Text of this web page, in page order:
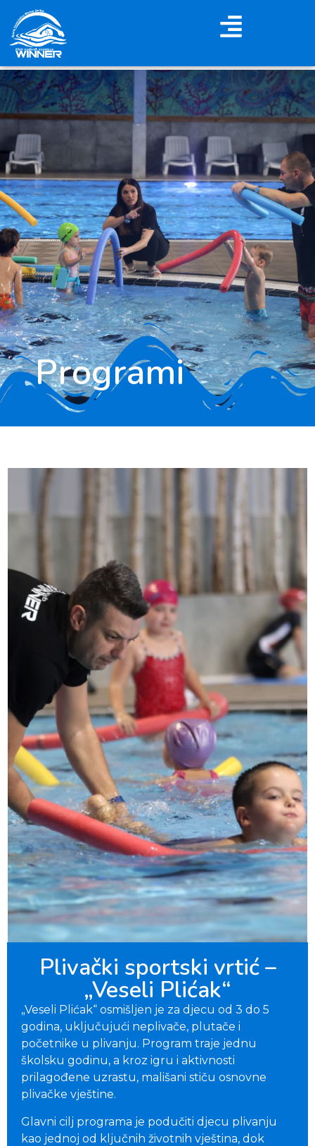
Programi
Plivački sportski vrtić –
„Veseli Plićak“
„Veseli Plićak“ osmišljen je za djecu od 3 do 5
godina, uključujući neplivače, plutače i
početnike u plivanju. Program traje jednu
školsku godinu, a kroz igru i aktivnosti
prilagođene uzrastu, mališani stiču osnovne
plivačke vještine.
Glavni cilj programa je podučiti djecu plivanju
kao jednoj od ključnih životnih vještina, dok